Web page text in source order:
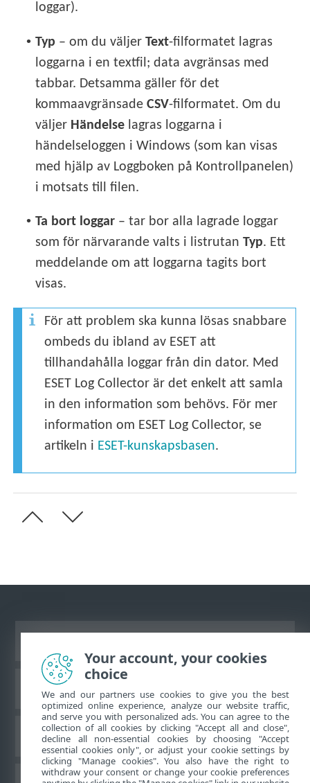
loggar).
• Typ – om du väljerText-filformatet lagras
loggarna i en textfil; data avgränsas med
tabbar. Detsamma gäller för det
kommaavgränsadeCSV-filformatet. Om du
väljer Händelse lagras loggarna i
händelseloggen i Windows (som kan visas
med hjälp av Loggboken på Kontrollpanelen)
i motsats till filen.
• Ta bort loggar – tar bor alla lagrade loggar
som för närvarande valts i listrutanTyp. Ett
meddelande om att loggarna tagits bort
visas.
För att problem ska kunna lösas snabbare
ombeds du ibland av ESET att
tillhandahålla loggar från din dator. Med
ESET Log Collector är det enkelt att samla
in den information som behövs. För mer
information om ESET Log Collector, se
artikeln i ESET-kunskapsbasen.
ESET kunskapsbas
ESET forum
Your account, your cookies
choice
We and our partners use cookies to give you the best
optimized online experience, analyze our website traffic,
and serve you with personalized ads. You can agree to the
collection of all cookies by clicking "Accept all and close",
decline all non-essential cookies by choosing "Accept
essential cookies only", or adjust your cookie settings by
clicking "Manage cookies". You also have the right to
withdraw your consent or change your cookie preferences